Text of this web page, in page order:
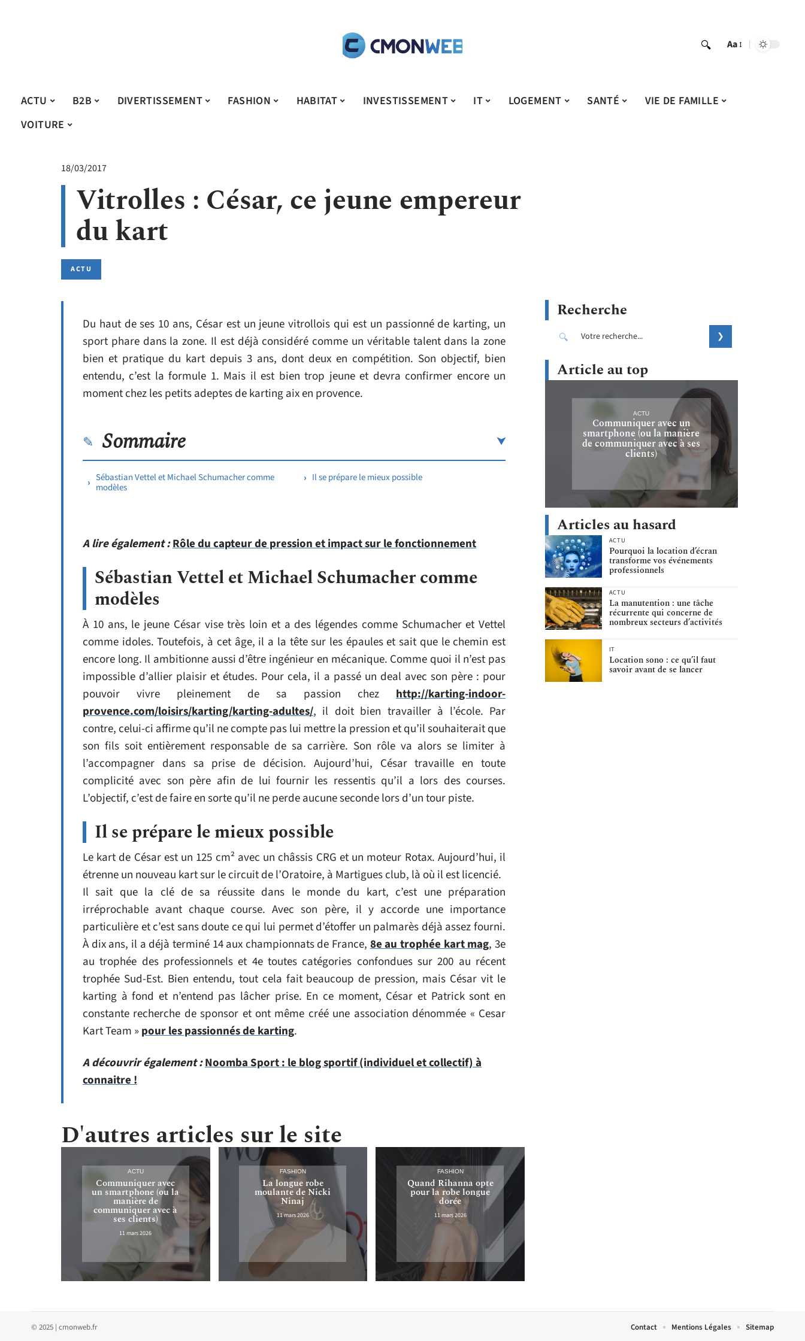
Aa
ACTU B2B DIVERTISSEMENT FASHION HABITAT INVESTISSEMENT IT LOGEMENT SANTÉ
VIE DE FAMILLE
VOITURE
18/03/2017
Vitrolles : César, ce jeune empereur
du kart
ACTU
Du haut de ses 10 ans, César est un jeune vitrollois qui est un passionné de karting, un
sport phare dans la zone. Il est déjà considéré comme un véritable talent dans la zone
bien et pratique du kart depuis 3 ans, dont deux en compétition. Son objectif, bien
entendu, c’est la formule 1. Mais il est bien trop jeune et devra confirmer encore un
moment chez les petits adeptes de karting aix en provence.
Sommaire
Sébastian Vettel et Michael Schumacher comme
modèles
Il se prépare le mieux possible
A lire également :Rôle du capteur de pression et impact sur le fonctionnement
Sébastian Vettel et Michael Schumacher comme
modèles
À 10 ans, le jeune César vise très loin et a des légendes comme Schumacher et Vettel
comme idoles. Toutefois, à cet âge, il a la tête sur les épaules et sait que le chemin est
encore long. Il ambitionne aussi d’être ingénieur en mécanique. Comme quoi il n’est pas
impossible d’allier plaisir et études. Pour cela, il a passé un deal avec son père : pour
pouvoir vivre pleinement de sa passion chez http://karting-indoor-
provence.com/loisirs/karting/karting-adultes/, il doit bien travailler à l’école. Par
contre, celui-ci affirme qu’il ne compte pas lui mettre la pression et qu’il souhaiterait que
son fils soit entièrement responsable de sa carrière. Son rôle va alors se limiter à
l’accompagner dans sa prise de décision. Aujourd’hui, César travaille en toute
complicité avec son père afin de lui fournir les ressentis qu’il a lors des courses.
L’objectif, c’est de faire en sorte qu’il ne perde aucune seconde lors d’un tour piste.
Il se prépare le mieux possible
Le kart de César est un 125 cm² avec un châssis CRG et un moteur Rotax. Aujourd’hui, il
étrenne un nouveau kart sur le circuit de l’Oratoire, à Martigues club, là où il est licencié.
Il sait que la clé de sa réussite dans le monde du kart, c’est une préparation
irréprochable avant chaque course. Avec son père, il y accorde une importance
particulière et c’est sans doute ce qui lui permet d’étoffer un palmarès déjà assez fourni.
À dix ans, il a déjà terminé 14 aux championnats de France,8e au trophée kart mag, 3e
au trophée des professionnels et 4e toutes catégories confondues sur 200 au récent
trophée Sud-Est. Bien entendu, tout cela fait beaucoup de pression, mais César vit le
karting à fond et n’entend pas lâcher prise. En ce moment, César et Patrick sont en
constante recherche de sponsor et ont même créé une association dénommée « Cesar
Kart Team »pour les passionnés de karting.
A découvrir également :Noomba Sport : le blog sportif (individuel et collectif) à
connaitre !
D'autres articles sur le site
ACTU
Communiquer avec
un smartphone (ou la
manière de
communiquer avec à
ses clients)
11 mars 2026
FASHION
La longue robe
moulante de Nicki
Ninaj
11 mars 2026
FASHION
Quand Rihanna opte
pour la robe longue
dorée
11 mars 2026
Recherche
Article au top
ACTU
Communiquer avec un
smartphone (ou la manière
de communiquer avec à ses
clients)
Articles au hasard
ACTU
Pourquoi la location d’écran
transforme vos événements
professionnels
ACTU
La manutention : une tâche
récurrente qui concerne de
nombreux secteurs d’activités
IT
Location sono : ce qu’il faut
savoir avant de se lancer
© 2025 | cmonweb.fr Contact Mentions Légales Sitemap